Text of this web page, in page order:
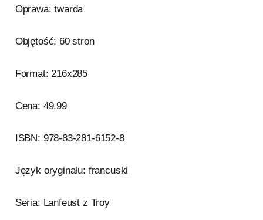
Oprawa: twarda
Objętość: 60 stron
Format: 216x285
Cena: 49,99
ISBN: 978-83-281-6152-8
Język oryginału: francuski
Seria: Lanfeust z Troy